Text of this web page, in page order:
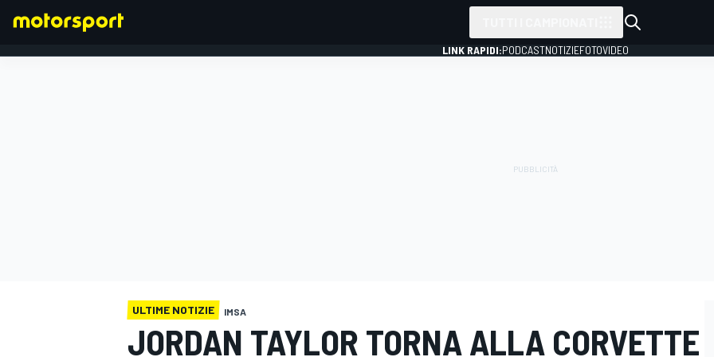
LINK RAPIDI:PODCASTNOTIZIEFOTOVIDEO
ULTIME NOTIZIE IMSA
JORDAN TAYLOR TORNA ALLA CORVETTE